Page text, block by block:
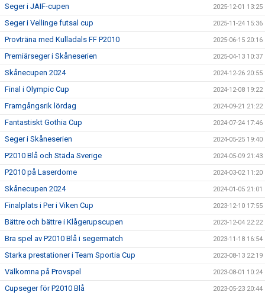
Seger i JAIF-cupen 2025-12-01 13:25
Seger i Vellinge futsal cup 2025-11-24 15:36
Provträna med Kulladals FF P2010 2025-06-15 20:16
Premiärseger i Skåneserien 2025-04-13 10:37
Skånecupen 2024 2024-12-26 20:55
Final i Olympic Cup 2024-12-08 19:22
Framgångsrik lördag 2024-09-21 21:22
Fantastiskt Gothia Cup 2024-07-24 17:46
Seger i Skåneserien 2024-05-25 19:40
P2010 Blå och Städa Sverige 2024-05-09 21:43
P2010 på Laserdome 2024-03-02 11:20
Skånecupen 2024 2024-01-05 21:01
Finalplats i Per i Viken Cup 2023-12-10 17:55
Bättre och bättre i Klågerupscupen 2023-12-04 22:22
Bra spel av P2010 Blå i segermatch 2023-11-18 16:54
Starka prestationer i Team Sportia Cup 2023-08-13 22:19
Välkomna på Provspel 2023-08-01 10:24
Cupseger för P2010 Blå 2023-05-23 20:44